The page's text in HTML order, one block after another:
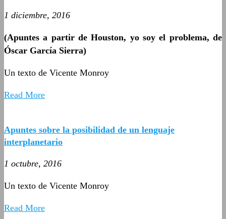
1 diciembre, 2016
(Apuntes a partir de Houston, yo soy el problema, de
Óscar García Sierra)
Un texto de Vicente Monroy
Read More
Apuntes sobre la posibilidad de un lenguaje
interplanetario
1 octubre, 2016
Un texto de Vicente Monroy
Read More